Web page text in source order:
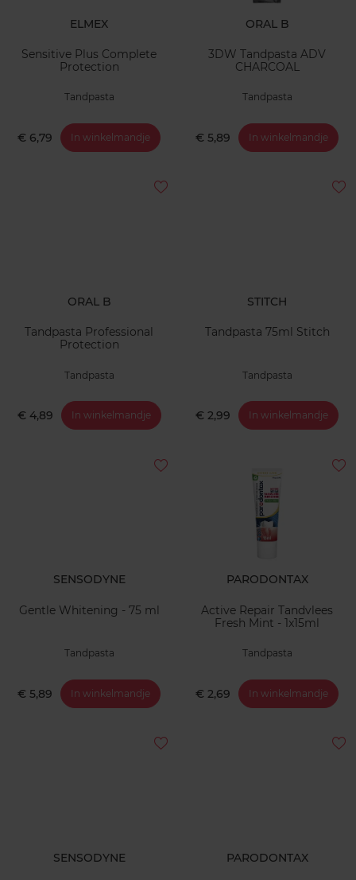
ELMEX
Sensitive Plus Complete
Protection
Tandpasta
€ 6,79 In winkelmandje
ORAL B
3DW Tandpasta ADV
CHARCOAL
Tandpasta
€ 5,89 In winkelmandje
ORAL B
Tandpasta Professional
Protection
Tandpasta
€ 4,89 In winkelmandje
STITCH
Tandpasta 75ml Stitch
Tandpasta
€ 2,99 In winkelmandje
SENSODYNE
Gentle Whitening - 75 ml
Tandpasta
€ 5,89 In winkelmandje
PARODONTAX
Active Repair Tandvlees
Fresh Mint - 1x15ml
Tandpasta
€ 2,69 In winkelmandje
SENSODYNE PARODONTAX